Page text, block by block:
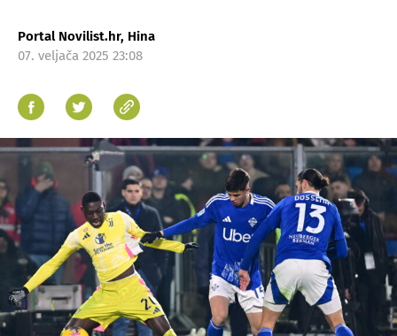
Portal Novilist.hr, Hina
07. veljača 2025 23:08